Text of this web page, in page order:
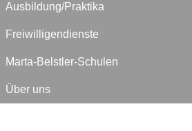
Ausbildung/Praktika
Freiwilligendienste
Marta-Belstler-Schulen
Über uns